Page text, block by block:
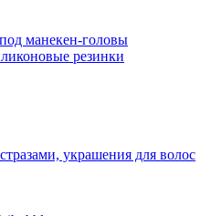
манекен-головы
резинки
украшения для волос